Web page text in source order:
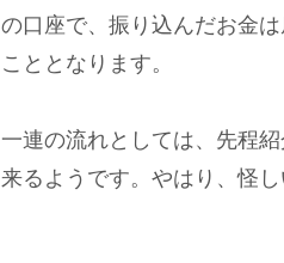
の口座で、振り込んだお金
こととなります。
一連の流れとしては、先程
来るようです。やはり、怪